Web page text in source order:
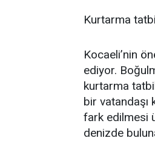
Kurtarma
Kocaeli’nin
ediyor.
kurtarma
bir vatandaşı
fark edilmesi
denizde